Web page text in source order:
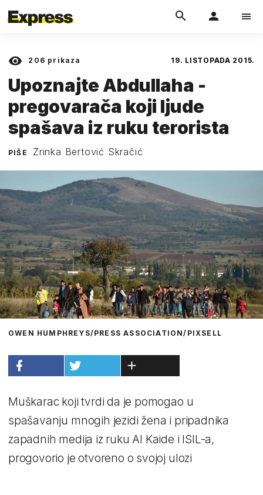
206 prikaza 19. LISTOPADA 2015.
Upoznajte Abdullaha -
pregovarača koji ljude
spašava iz ruku terorista
PIŠE Zrinka Bertović Skračić
OWEN HUMPHREYS/PRESS ASSOCIATION/PIXSELL
Muškarac koji tvrdi da je pomogao u
spašavanju mnogih jezidi žena i pripadnika
zapadnih medija iz ruku Al Kaide i ISIL-a,
progovorio je otvoreno o svojoj ulozi